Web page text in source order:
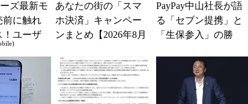
ズ最新モ
前に触れ
！ユーザ
催
あなたの街の「スマ
ホ決済」キャンペー
ンまとめ【2026年8月
い、au PAY...
PayPay中山社長が語
る「セブン提携」と
「生保参入」の勝
目指す金融プラット